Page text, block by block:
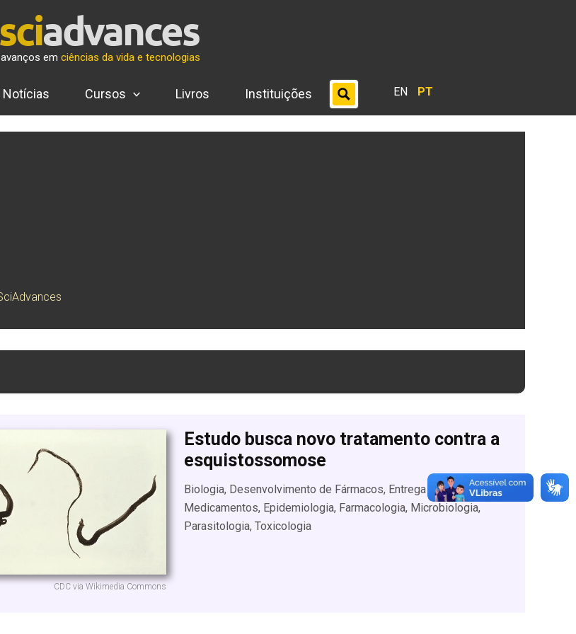
avanços em ciências da vida e tecnologias
Notícias Cursos Livros Instituições EN PT
CDC via Wikimedia Commons
Estudo busca novo tratamento contra a
esquistossomose
Biologia, Desenvolvimento de Fármacos, Entrega de
Medicamentos, Epidemiologia, Farmacologia, Microbiologia,
Parasitologia, Toxicologia